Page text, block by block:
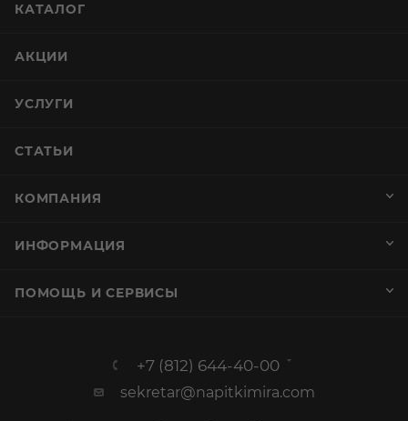
КАТАЛОГ
АКЦИИ
УСЛУГИ
СТАТЬИ
КОМПАНИЯ
ИНФОРМАЦИЯ
ПОМОЩЬ И СЕРВИСЫ
+7 (812) 644-40-00
sekretar@napitkimira.com